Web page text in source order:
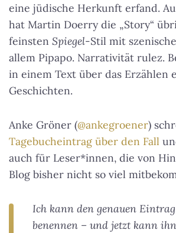
eine jüdische Herkunft erfand.
hat Martin Doerry die „Story“
feinsten Spiegel-Stil mit
allem Pipapo. Narrativität rulez.
in einem Text über das Erzählen
Geschichten.
Anke Gröner (@ankegroener)
Tagebucheintrag über den Fall
auch für Leser*innen, die von
Blog bisher nicht so viel
Ich kann den genauen
benennen – und jetzt kann